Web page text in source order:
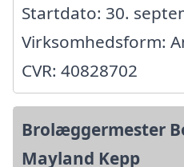
Startdato: 30.
Virksomhedsform:
CVR: 40828702
Brolæggermester
Mayland Kepp